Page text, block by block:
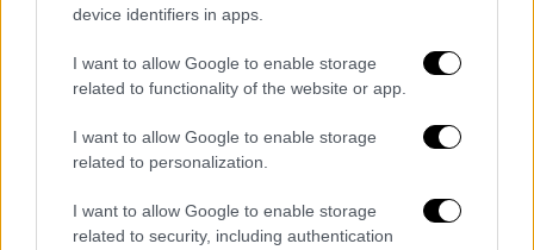
device identifiers in apps.
I want to allow Google to enable storage
related to functionality of the website or app.
I want to allow Google to enable storage
related to personalization.
I want to allow Google to enable storage
related to security, including authentication